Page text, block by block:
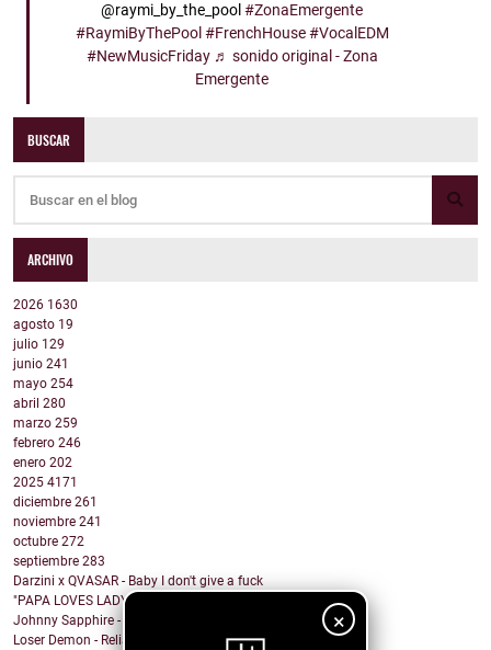
×
@raymi_by_the_pool#ZonaEmergente
#RaymiByThePool #FrenchHouse #VocalEDM
#NewMusicFriday ♬ sonido original - Zona
Emergente
BUSCAR
ARCHIVO
2026 1630
agosto 19
julio 129
junio 241
mayo 254
abril 280
marzo 259
febrero 246
enero 202
2025 4171
diciembre 261
noviembre 241
octubre 272
septiembre 283
Darzini x QVASAR - Baby I don't give a fuck
"PAPA LOVES LADYBOYS" by REETOXA
Johnny Sapphire - Steady Rhythm of a Beating Heart
Loser Demon - Reliance